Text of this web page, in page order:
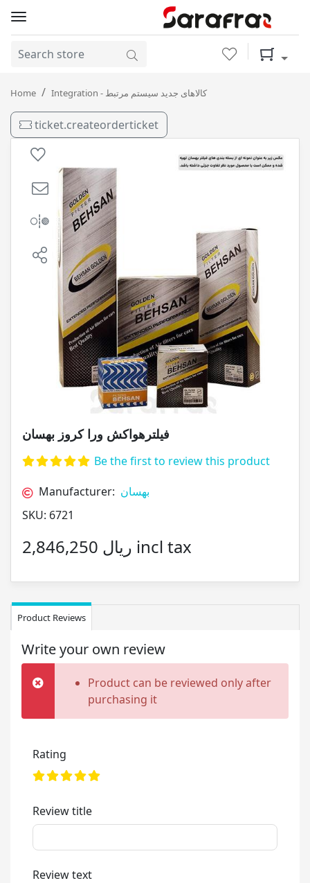
Wishlist
Home Integration - کالاهای جدید سیستم مرتبطفیلترهواکش ورا کروز بهسان
ticket.createorderticket
فیلترهواکش ورا کروز بهسان
Be the first to review this product
Manufacturer: بهسان
SKU: 6721
2,846,250 ریال incl tax
Product Reviews
Write your own review
Product can be reviewed only after
purchasing it
Rating
Review title
Review text